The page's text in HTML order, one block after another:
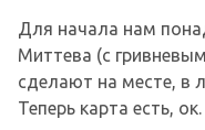
Для начала нам
Миттева (с
сделают на месте, в
Теперь карта есть, ок.